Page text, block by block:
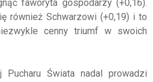
faworyta gospodarzy (+0,16).
również Schwarzowi (+0,19) i to
cenny triumf w swoich
Pucharu Świata nadal prowadzi